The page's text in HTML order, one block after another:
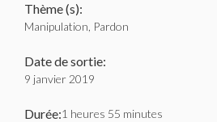
Thème (s):
Manipulation, Pardon
Date de sortie:
9 janvier 2019
Durée:1 heures 55 minutes